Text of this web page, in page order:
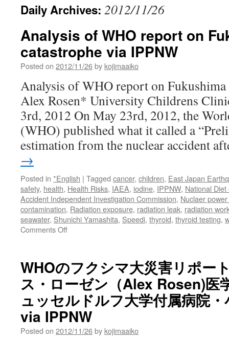
Daily Archives: 2012/11/26
Analysis of WHO report on
catastrophe via IPPNW
Posted on 2012/11/26by kojimaaiko
Analysis of WHO report on Fukushima
Alex Rosen* University Childrens
3rd, 2012 On May 23rd, 2012, the
(WHO) published what it called a
estimation from the nuclear accident
→
Posted in *English | Tagged cancer, children, East Japan
safety, health, Health Risks, IAEA, iodine, IPPNW, National
Accident Independent Investigation Commission, Nuclaer
contamination, Radiation exposure, radiation leak, radiation
seawater, Shunichi Yamashita, Speedi, thyroid, thyroid testing,
Comments Offon
report
on
Fukushima
catastrophe
via
IPPNW
WHOのフクシマ大災害リポー
ス・ローゼン（Alex Rosen)医
ュッセルドルフ大学付属病院
via IPPNW
Posted on 2012/11/26by kojimaaiko